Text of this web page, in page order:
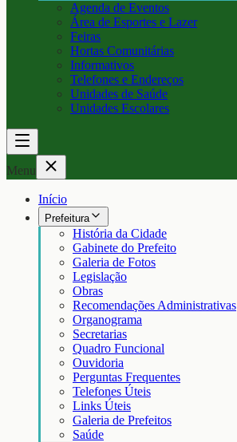
Agenda de Eventos
Área de Esportes e Lazer
Feiras
Hortas Comunitárias
Informativos
Telefones e Endereços
Unidades de Saúde
Unidades Escolares
Menu
Início
Prefeitura
História da Cidade
Gabinete do Prefeito
Galeria de Fotos
Legislação
Obras
Recomendações Administrativas
Organograma
Secretarias
Quadro Funcional
Ouvidoria
Perguntas Frequentes
Telefones Úteis
Links Úteis
Galeria de Prefeitos
Saúde